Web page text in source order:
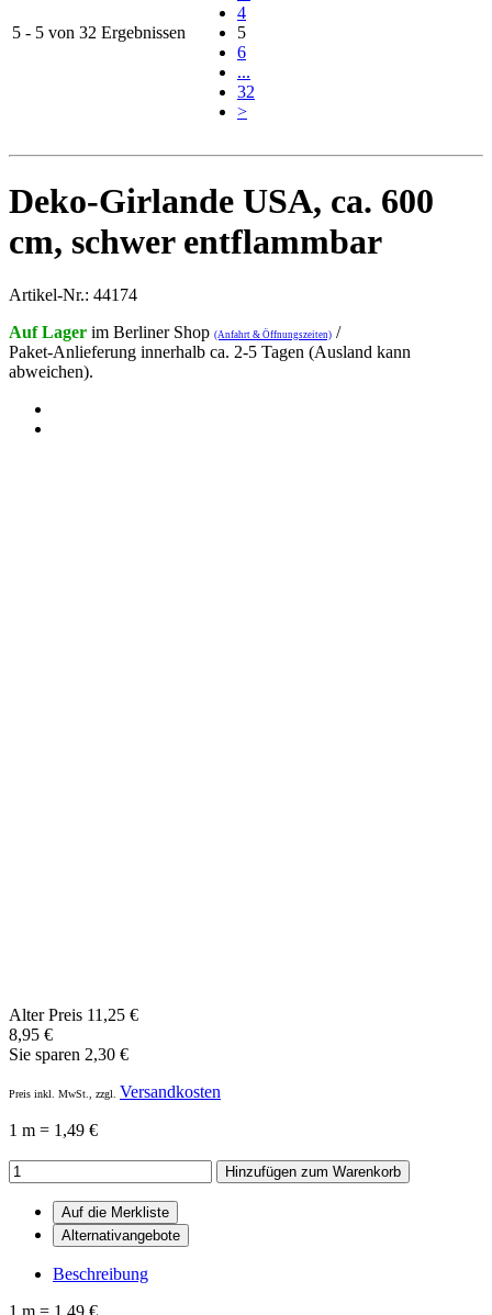
5 - 5 von 32 Ergebnissen
4
5
6
...
32
>
Deko-Girlande USA, ca. 600
cm, schwer entflammbar
Artikel-Nr.: 44174
Auf Lager im Berliner Shop (Anfahrt & Öffnungszeiten) /
Paket-Anlieferung innerhalb ca. 2-5 Tagen (Ausland kann
abweichen).
Alter Preis 11,25 €
8,95 €
Sie sparen 2,30 €
Preis inkl. MwSt., zzgl. Versandkosten
1 m = 1,49 €
Hinzufügen zum Warenkorb
Beschreibung